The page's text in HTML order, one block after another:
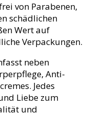
von Parabenen,
schädlichen
Wert auf
Verpackungen.
neben
Anti-
Jedes
Liebe zum
und